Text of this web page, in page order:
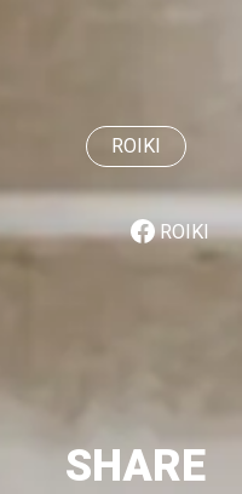
ROIKI
ROIKI
SHARE